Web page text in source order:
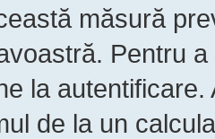
măsură
Pentru
la
de la un